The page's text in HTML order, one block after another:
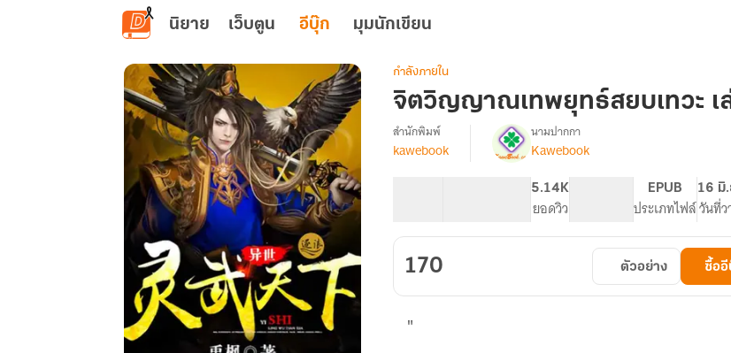
ข้ามไปยังเนื้อหาหลัก
นิยาย เว็บตูน อีบุ๊ก มุมนักเขียน
กำลังภายใน
จิตวิญญาณเทพยุทธ์สยบเทวะ เ
เรื่อง[นิยาย
ยุทธ์
สยบ
เทวะ
สำนักพิมพ์
kawebook
นามปากกา
Kawebook
5.14K
ยอดวิว
EPUB
ประเภทไฟล์
16 มิ
วันที่ว
170 ตัวอย่าง ซื้อ
"